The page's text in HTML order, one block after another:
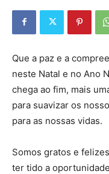
Que a paz e a
neste Natal e no Ano
chega ao fim, mais
para suavizar os
para as nossas vidas.
Somos gratos e
ter tido a